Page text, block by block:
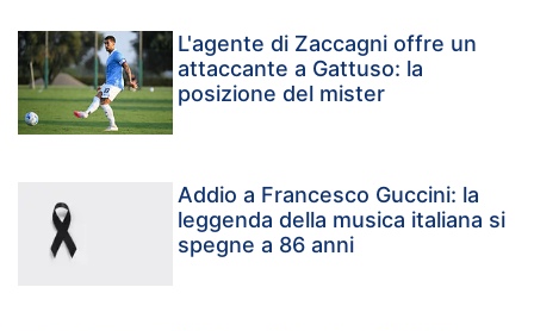
L'agente di Zaccagni offre un
attaccante a Gattuso: la
posizione del mister
Addio a Francesco Guccini: la
leggenda della musica italiana si
spegne a 86 anni